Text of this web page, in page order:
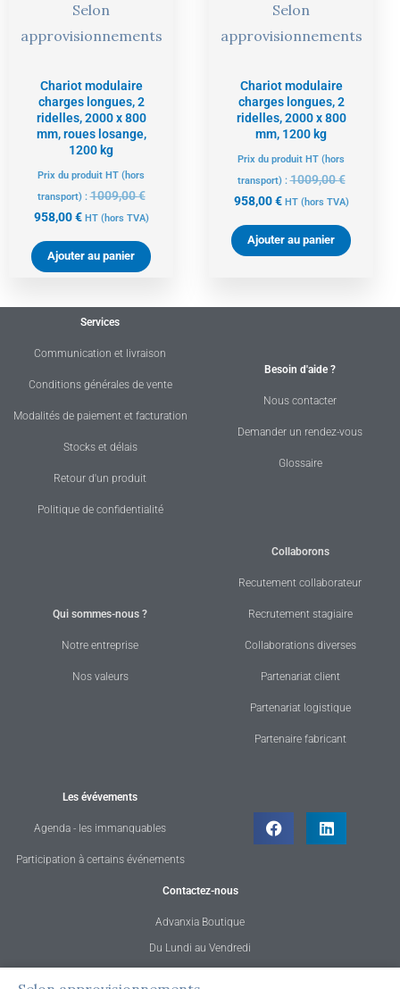
Selon
approvisionnements
Chariot modulaire
charges longues, 2
ridelles, 2000 x 800
mm, roues losange,
1200 kg
Prix du produit HT (hors
transport) :1009,00€
958,00€ HT (hors TVA)
Ajouter au panier
Selon
approvisionnements
Chariot modulaire
charges longues, 2
ridelles, 2000 x 800
mm, 1200 kg
Prix du produit HT (hors
transport) :1009,00€
958,00€ HT (hors TVA)
Ajouter au panier
Services
Communication et livraison
Conditions générales de vente
Modalités de paiement et facturation
Stocks et délais
Retour d'un produit
Politique de confidentialité
Besoin d'aide ?
Nous contacter
Demander un rendez-vous
Glossaire
Qui sommes-nous ?
Notre entreprise
Nos valeurs
Collaborons
Recutement collaborateur
Recrutement stagiaire
Collaborations diverses
Partenariat client
Partenariat logistique
Partenaire fabricant
Les évévements
Agenda - les immanquables
Participation à certains événements
Contactez-nous
Advanxia Boutique
Du Lundi au Vendredi